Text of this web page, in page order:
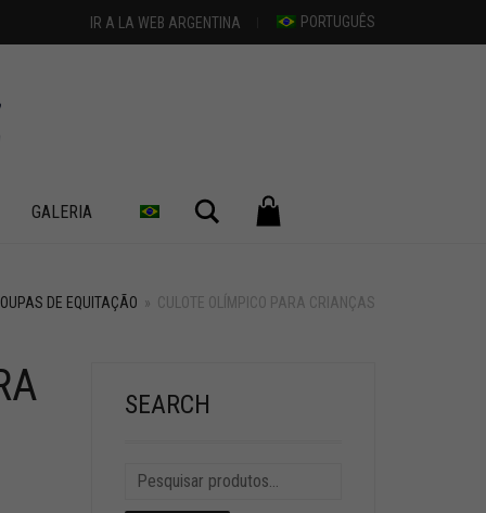
IR A LA WEB ARGENTINA PORTUGUÊS
GALERIA Pesquisar
DE EQUITAÇÃO » CULOTE OLÍMPICO PARA CRIANÇAS
SEARCH